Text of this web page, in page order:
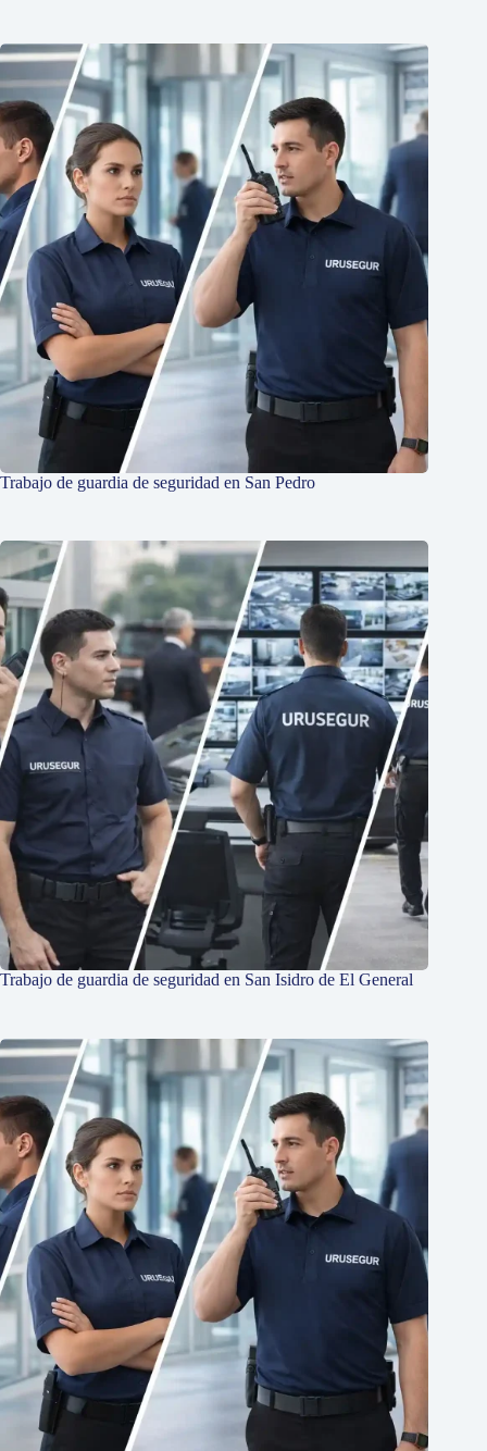
Trabajo de guardia de seguridad en San Pedro
Trabajo de guardia de seguridad en San Isidro de El General